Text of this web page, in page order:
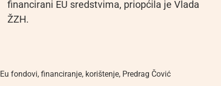
financirani EU sredstvima, priopćila je Vlada
ŽZH.
Eu fondovi, financiranje, korištenje, Predrag Čović